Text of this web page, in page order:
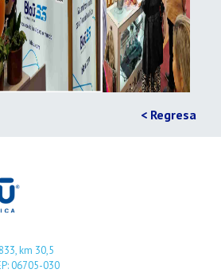
< Regresa
km 30,5
06705-030